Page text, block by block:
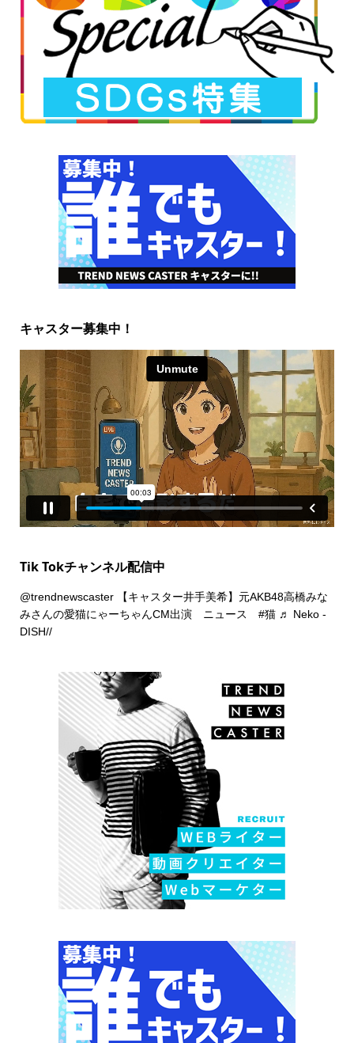
キャスター募集中！
Tik Tokチャンネル配信中
@trendnewscaster【キャスター井手美希】元AKB48高橋みな
みさんの愛猫にゃーちゃんCM出演 ニュース #猫 ♬ Neko -
DISH//